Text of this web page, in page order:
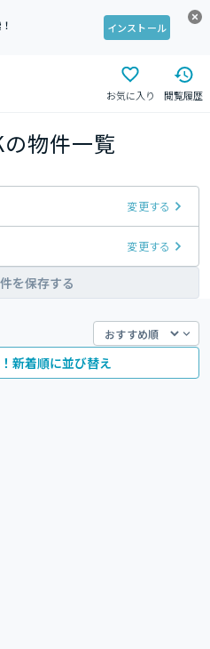
インストール
お気に入り 閲覧履歴
物件一覧
変更する
変更する
を保存する
新着順に並び替え